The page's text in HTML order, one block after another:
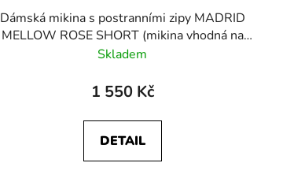
Dámská mikina s postranními zipy MADRID
MELLOW ROSE SHORT (mikina vhodná na
kojení i jako těhotenská)
Skladem
1 550 Kč
DETAIL